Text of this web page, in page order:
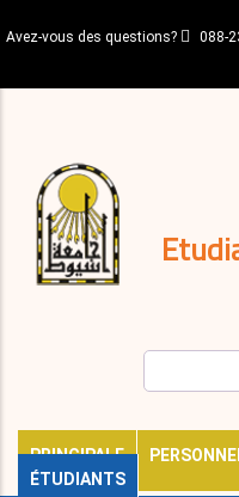
au
principal
Avez-vous des questions? 088-
PRINCIPALE
ÉTUDIANTS
décisions
Expatriés
Journal